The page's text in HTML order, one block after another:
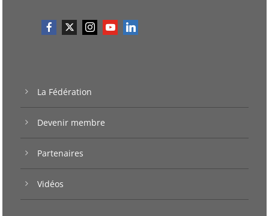
La Fédération
Devenir membre
Partenaires
Vidéos